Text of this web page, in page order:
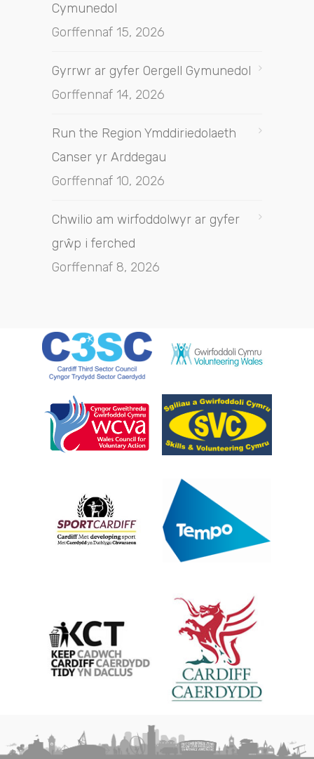
Cymunedol
Gorffennaf 15, 2026
Gyrrwr ar gyfer Oergell Gymunedol
Gorffennaf 14, 2026
Run the Region Ymddiriedolaeth
Canser yr Arddegau
Gorffennaf 10, 2026
Chwilio am wirfoddolwyr ar gyfer
grŵp i ferched
Gorffennaf 8, 2026